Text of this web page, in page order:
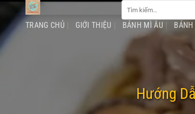
Chuyển
nội
dung
Tìm
kiếm:
TRANG CHỦ GIỚI THIỆU BÁNH MÌ ÂU BÁNH
Hướng